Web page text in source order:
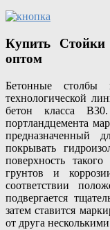
Купить
оптом
Бетонные столбы
технологической
бетон класса
портландцемента
предназначенный
покрывать
поверхность
грунтов и
соответствии
подвергается
затем ставится
от друга